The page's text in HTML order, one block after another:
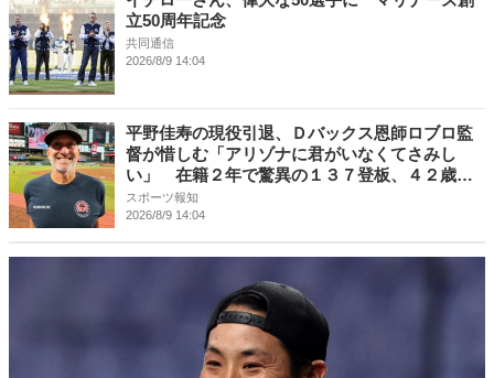
立50周年記念
共同通信
2026/8/9 14:04
平野佳寿の現役引退、Ｄバックス恩師ロブロ監
督が惜しむ「アリゾナに君がいなくてさみし
い」 在籍２年で驚異の１３７登板、４２歳ま
で現役は「驚かない」
スポーツ報知
2026/8/9 14:04